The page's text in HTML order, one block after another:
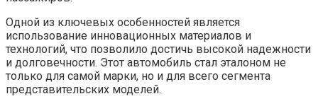
Одной из ключевых особенностей является
использование инновационных материалов и
технологий, что позволило достичь высокой надежности
и долговечности. Этот автомобиль стал эталоном не
только для самой марки, но и для всего сегмента
представительских моделей.